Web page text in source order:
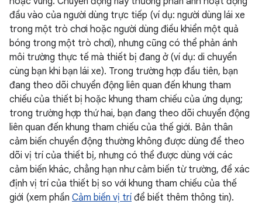
đầu vào của người dùng trực tiếp (ví dụ: người dùng lái xe
trong một trò chơi hoặc người dùng điều khiển một quả
bóng trong một trò chơi), nhưng cũng có thể phản ánh
môi trường thực tế mà thiết bị đang ở (ví dụ: di chuyển
cùng bạn khi bạn lái xe). Trong trường hợp đầu tiên, bạn
đang theo dõi chuyển động liên quan đến khung tham
chiếu của thiết bị hoặc khung tham chiếu của ứng dụng;
trong trường hợp thứ hai, bạn đang theo dõi chuyển động
liên quan đến khung tham chiếu của thế giới. Bản thân
cảm biến chuyển động thường không được dùng để theo
dõi vị trí của thiết bị, nhưng có thể được dùng với các
cảm biến khác, chẳng hạn như cảm biến từ trường, để xác
định vị trí của thiết bị so với khung tham chiếu của thế
giới (xem phần Cảm biến vị trí để biết thêm thông tin).